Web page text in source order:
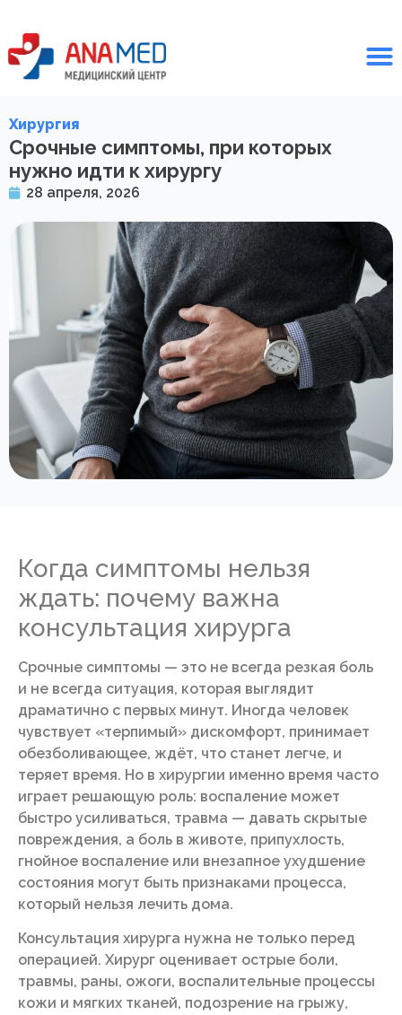
Хирургия
Срочные симптомы, при которых
нужно идти к хирургу
28 апреля, 2026
Когда симптомы нельзя
ждать: почему важна
консультация хирурга
Срочные симптомы — это не всегда резкая боль
и не всегда ситуация, которая выглядит
драматично с первых минут. Иногда человек
чувствует «терпимый» дискомфорт, принимает
обезболивающее, ждёт, что станет легче, и
теряет время. Но в хирургии именно время часто
играет решающую роль: воспаление может
быстро усиливаться, травма — давать скрытые
повреждения, а боль в животе, припухлость,
гнойное воспаление или внезапное ухудшение
состояния могут быть признаками процесса,
который нельзя лечить дома.
Консультация хирурга нужна не только перед
операцией. Хирург оценивает острые боли,
травмы, раны, ожоги, воспалительные процессы
кожи и мягких тканей, подозрение на грыжу,